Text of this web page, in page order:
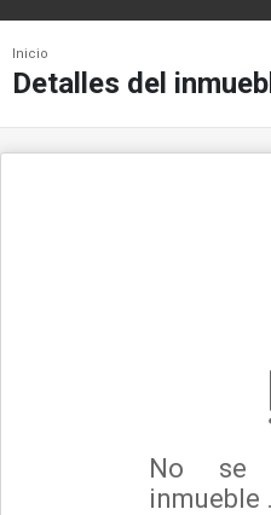
Inicio
Detalles del
No se
inmueble .